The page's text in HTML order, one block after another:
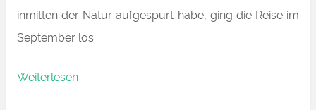
inmitten der Natur aufgespürt habe, ging die Reise im
September los.
Weiterlesen„#Naturpur: